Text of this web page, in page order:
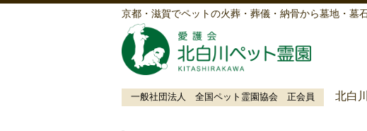
京都・滋賀でペットの火葬・葬儀・納骨から墓地・墓
一般社団法人 全国ペット霊園協会 正会員 北白